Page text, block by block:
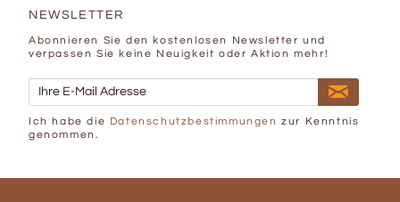
NEWSLETTER
Abonnieren Sie den kostenlosen Newsletter und
verpassen Sie keine Neuigkeit oder Aktion mehr!
Ich habe die Datenschutzbestimmungen zur Kenntnis
genommen.